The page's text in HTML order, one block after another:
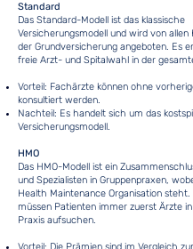
Standard
Das Standard-Modell ist das klassische
Versicherungsmodell und wird von allen
der Grundversicherung angeboten. Es
freie Arzt- und Spitalwahl in der
Vorteil: Fachärzte können ohne
konsultiert werden.
Nachteil: Es handelt sich um das
Versicherungsmodell.
HMO
Das HMO-Modell ist ein
und Spezialisten in Gruppenpraxen,
Health Maintenance Organisation steht.
müssen Patienten immer zuerst Ärzte
Praxis aufsuchen.